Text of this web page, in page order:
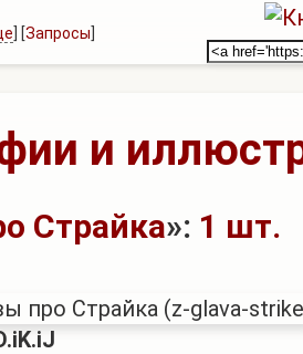
] [Запросы
и
Страйка»: 1 шт.